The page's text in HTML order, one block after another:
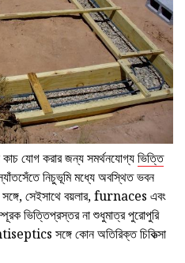
কাচ যোগ করার জন্য সমর্থনযোগ্যভিত্তি
নিচুভূমি মধ্যে অবস্থিত ভবন
সঙ্গে, সেইসাথে বয়লার, furnaces এবং
ভিত্তিপ্রস্তর না শুধুমাত্র পুরোপুরি
সঙ্গে কোন অতিরিক্ত চিকিত্সা